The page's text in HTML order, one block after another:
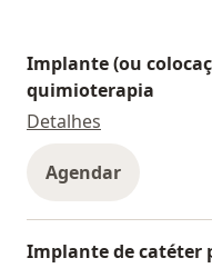
Implante (ou
quimioterapia
Detalhes
Agendar
Implante de catéter